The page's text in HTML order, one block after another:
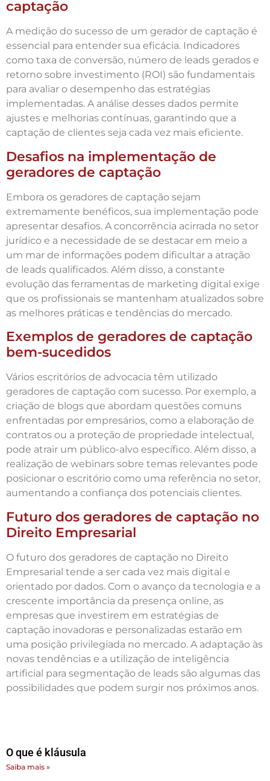
captação
A medição do sucesso de um gerador de captação é
essencial para entender sua eficácia. Indicadores
como taxa de conversão, número de leads gerados e
retorno sobre investimento (ROI) são fundamentais
para avaliar o desempenho das estratégias
implementadas. A análise desses dados permite
ajustes e melhorias contínuas, garantindo que a
captação de clientes seja cada vez mais eficiente.
Desafios na implementação de
geradores de captação
Embora os geradores de captação sejam
extremamente benéficos, sua implementação pode
apresentar desafios. A concorrência acirrada no setor
jurídico e a necessidade de se destacar em meio a
um mar de informações podem dificultar a atração
de leads qualificados. Além disso, a constante
evolução das ferramentas de marketing digital exige
que os profissionais se mantenham atualizados sobre
as melhores práticas e tendências do mercado.
Exemplos de geradores de captação
bem-sucedidos
Vários escritórios de advocacia têm utilizado
geradores de captação com sucesso. Por exemplo, a
criação de blogs que abordam questões comuns
enfrentadas por empresários, como a elaboração de
contratos ou a proteção de propriedade intelectual,
pode atrair um público-alvo específico. Além disso, a
realização de webinars sobre temas relevantes pode
posicionar o escritório como uma referência no setor,
aumentando a confiança dos potenciais clientes.
Futuro dos geradores de captação no
Direito Empresarial
O futuro dos geradores de captação no Direito
Empresarial tende a ser cada vez mais digital e
orientado por dados. Com o avanço da tecnologia e a
crescente importância da presença online, as
empresas que investirem em estratégias de
captação inovadoras e personalizadas estarão em
uma posição privilegiada no mercado. A adaptação às
novas tendências e a utilização de inteligência
artificial para segmentação de leads são algumas das
possibilidades que podem surgir nos próximos anos.
O que é kláusula
Saiba mais »